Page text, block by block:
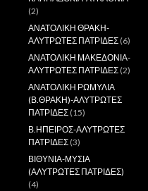
(2)
ΑΝΑΤΟΛΙΚΗ ΘΡΑΚΗ-
ΑΛΥΤΡΩΤΕΣ ΠΑΤΡΙΔΕΣ (6)
ΑΝΑΤΟΛΙΚΗ ΜΑΚΕΔΟΝΙΑ-
ΑΛΥΤΡΩΤΕΣ ΠΑΤΡΙΔΕΣ (2)
ΑΝΑΤΟΛΙΚΗ ΡΩΜΥΛΙΑ
(Β.ΘΡΑΚΗ)-ΑΛΥΤΡΩΤΕΣ
ΠΑΤΡΙΔΕΣ (15)
Β.ΗΠΕΙΡΟΣ-ΑΛΥΤΡΩΤΕΣ
ΠΑΤΡΙΔΕΣ (3)
ΒΙΘΥΝΙΑ-ΜΥΣΙΑ
(ΑΛΥΤΡΩΤΕΣ ΠΑΤΡΙΔΕΣ)
(4)